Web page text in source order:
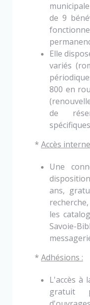
de 9
Elle
variés
800 en
de
* Accès
Une
ans,
les
Savoie-
* Adhésions :
L'accès à
gratuit